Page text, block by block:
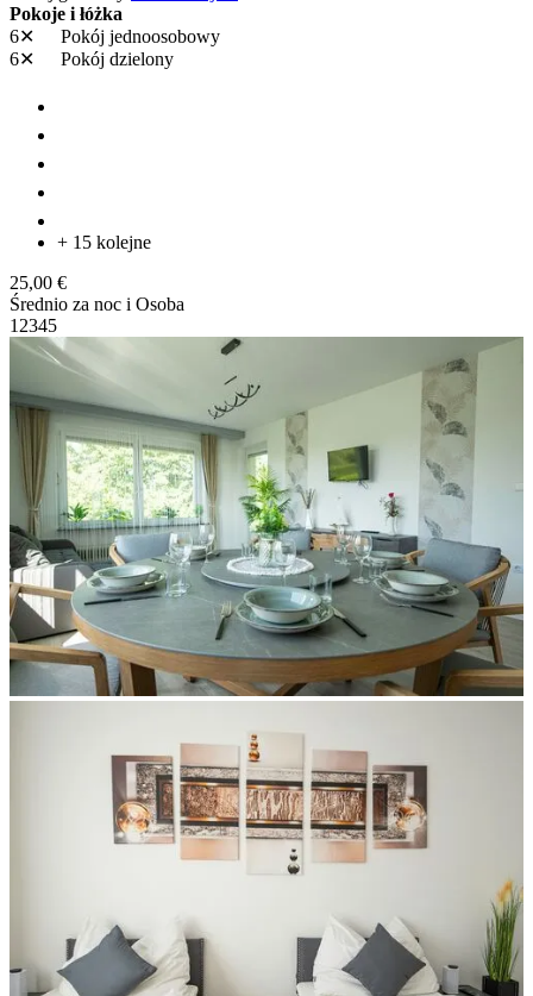
Pokoje i łóżka
6✕
Pokój jednoosobowy
6✕
Pokój dzielony
+ 15 kolejne
25,00 €
Średnio za noc i Osoba
1 2345